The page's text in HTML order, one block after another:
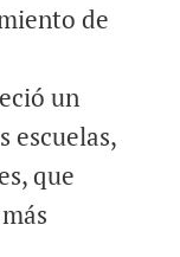
de
un
escuelas,
que